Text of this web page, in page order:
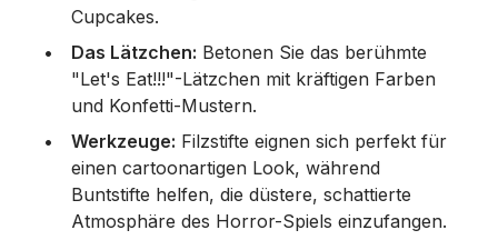
Cupcakes.
Das Lätzchen: Betonen Sie das berühmte
"Let's Eat!!!"-Lätzchen mit kräftigen Farben
und Konfetti-Mustern.
Werkzeuge: Filzstifte eignen sich perfekt für
einen cartoonartigen Look, während
Buntstifte helfen, die düstere, schattierte
Atmosphäre des Horror-Spiels einzufangen.